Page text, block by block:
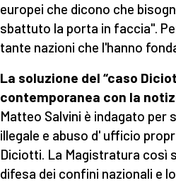
europei che dicono che
sbattuto la porta in faccia".
tante nazioni che l'hanno
La soluzione del “caso
contemporanea con la
Matteo Salvini è indagato
illegale e abuso d' ufficio
Diciotti. La Magistratura così
difesa dei confini nazionali e